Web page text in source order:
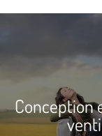
Conception